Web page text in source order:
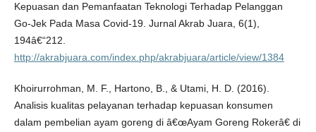
Kepuasan dan Pemanfaatan Teknologi Terhadap Pelanggan
Go-Jek Pada Masa Covid-19. Jurnal Akrab Juara, 6(1),
194â€“212.
http://akrabjuara.com/index.php/akrabjuara/article/view/1384
Khoirurrohman, M. F., Hartono, B., & Utami, H. D. (2016).
Analisis kualitas pelayanan terhadap kepuasan konsumen
dalam pembelian ayam goreng di â€œAyam Goreng Rokerâ€ di